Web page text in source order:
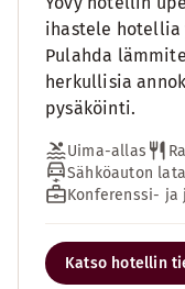
ihastele hotellia
Pulahda
herkullisia
pysäköinti.
Uima-allas
Sähköauton
Konferenssi-
Katso hotellin